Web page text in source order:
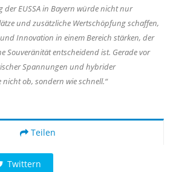
EUSSA in Bayern würde nicht nur
und zusätzliche Wertschöpfung schaffen,
Innovation in einem Bereich stärken, der
Souveränität entscheidend ist. Gerade vor
Spannungen und hybrider
ob, sondern wie schnell.“
Teilen
Twittern